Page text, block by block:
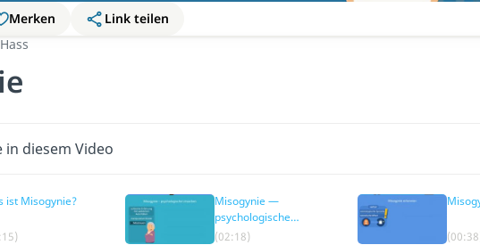
Merken
Link teilen
diesem Video
ist Misogynie?
Misogynie —
psychologische
Ursachen
(02:18)